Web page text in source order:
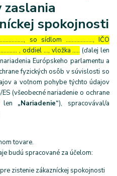
spokojnosti
so sídlom ………………, IČO
, oddiel …, vložka ….. (ďalej len
Európskeho parlamentu a
fyzických osôb v súvislosti so
a voľnom pohybe týchto údajov
(všeobecné nariadenie o ochrane
len „Nariadenie“), spracovával/a
tovare.
budú spracované za účelom:
zistenie zákazníckej spokojnosti